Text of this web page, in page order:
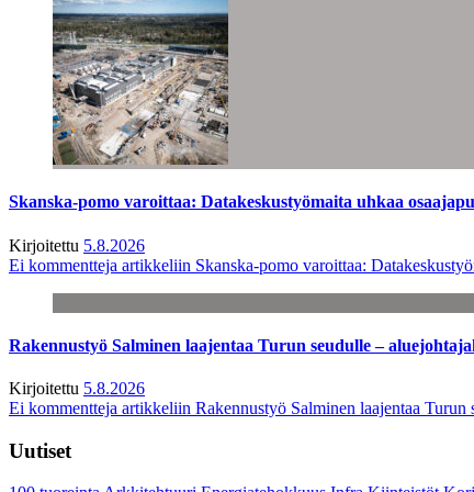
Skanska-pomo varoittaa: Datakeskustyömaita uhkaa
Kirjoitettu 5.8.2026
Ei kommentteja artikkeliin Skanska-pomo varoittaa:
Rakennustyö Salminen laajentaa Turun seudulle –
Kirjoitettu 5.8.2026
Ei kommentteja artikkeliin Rakennustyö Salminen laajentaa
Uutiset